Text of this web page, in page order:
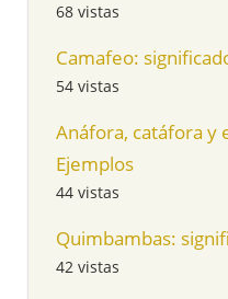
68 vistas
Camafeo:
54 vistas
Anáfora, catáfora y
Ejemplos
44 vistas
Quimbambas:
42 vistas